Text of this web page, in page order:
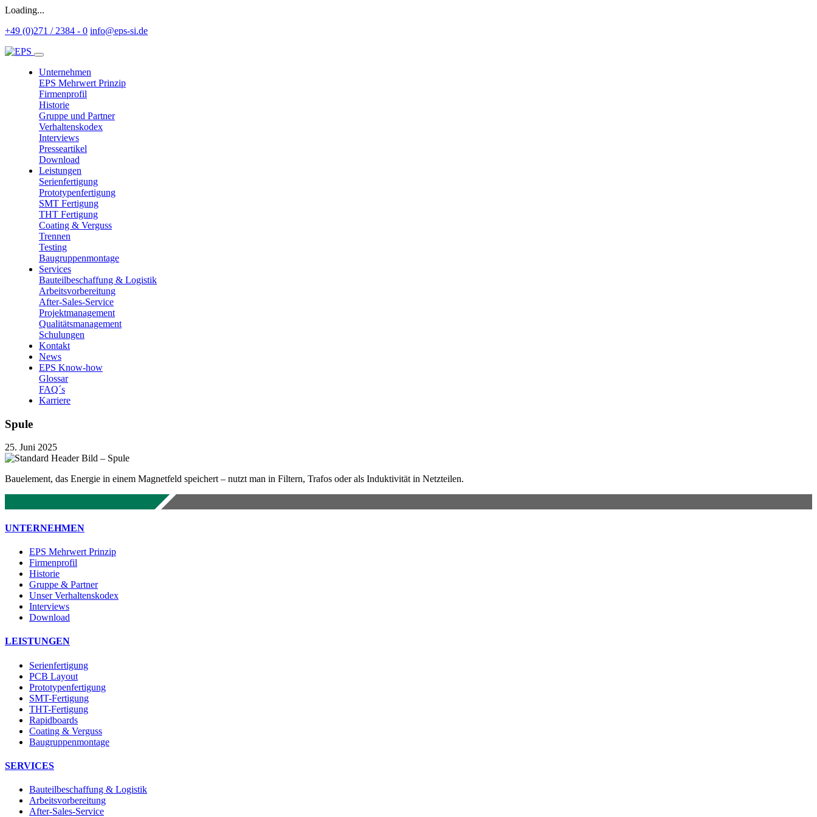
Loading...
+49 (0)271 / 2384 - 0 info@eps-si.de
Unternehmen
EPS Mehrwert Prinzip
Firmenprofil
Historie
Gruppe und Partner
Verhaltenskodex
Interviews
Presseartikel
Download
Leistungen
Serienfertigung
Prototypenfertigung
SMT Fertigung
THT Fertigung
Coating & Verguss
Trennen
Testing
Baugruppenmontage
Services
Bauteilbeschaffung & Logistik
Arbeitsvorbereitung
After-Sales-Service
Projektmanagement
Qualitätsmanagement
Schulungen
Kontakt
News
EPS Know-how
Glossar
FAQ´s
Karriere
Spule
25. Juni 2025
Bauelement, das Energie in einem Magnetfeld speichert – nutzt man in Filtern, Trafos oder als Induktivität in Netzteilen.
UNTERNEHMEN
EPS Mehrwert Prinzip
Firmenprofil
Historie
Gruppe & Partner
Unser Verhaltenskodex
Interviews
Download
LEISTUNGEN
Serienfertigung
PCB Layout
Prototypenfertigung
SMT-Fertigung
THT-Fertigung
Rapidboards
Coating & Verguss
Baugruppenmontage
SERVICES
Bauteilbeschaffung & Logistik
Arbeitsvorbereitung
After-Sales-Service